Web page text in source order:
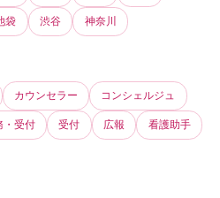
袋 渋谷 神奈川
カウンセラー コンシェルジュ
・受付 受付 広報 看護助手